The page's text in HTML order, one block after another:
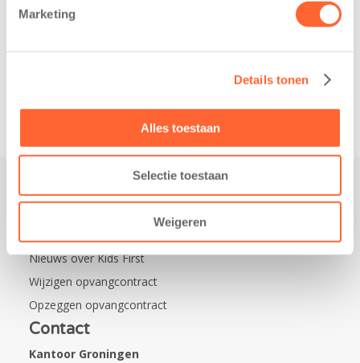
Marketing
Details tonen
Alles toestaan
Selectie toestaan
Weigeren
Leeuwarden Zuid.
Nieuws over Kids First
Wijzigen opvangcontract
Opzeggen opvangcontract
Contact
Kantoor Groningen